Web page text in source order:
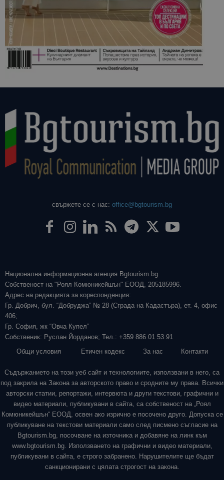
свържете се с нас: office@bgtourism.bg
Национална информационна агенция Bgtourism.bg
Собственост на "Роял Комюникейшън" ЕООД, 205185996.
Адрес на редакцията за кореспонденция:
Гр. Добрич, бул. “Добруджа” № 28 (Сграда на Кадастъра), ет. 4, офис
406;
Гр. София, жк “Овча Купел”
Собственик: Руслан Йорданов; Тел.: +359 886 01 53 91
Общи условия
Етичен кодекс За нас Контакти
Съдържанието на този уеб сайт и технологиите, използвани в него, са
под закрила на Закона за авторското право и сродните му права. Всички
авторски статии, репортажи, интервюта и други текстови, графични и
видео материали, публикувани в сайта, са собственост на „Роял
Комюникейшън“ ЕООД, освен ако изрично е посочено друго. Допуска се
публикуване на текстови материали само след писмено съгласие на
Bgtourism.bg, посочване на източника и добавяне на линк към
www.bgtourism.bg. Използването на графични и видео материали,
публикувани в сайта, е строго забранено. Нарушителите ще бъдат
санкционирани с цялата строгост на закона.